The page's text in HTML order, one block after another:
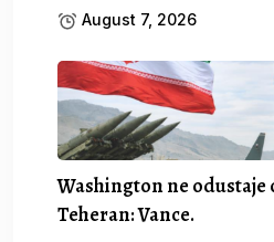
August 7, 2026
Washington ne odustaje
Teheran: Vance.